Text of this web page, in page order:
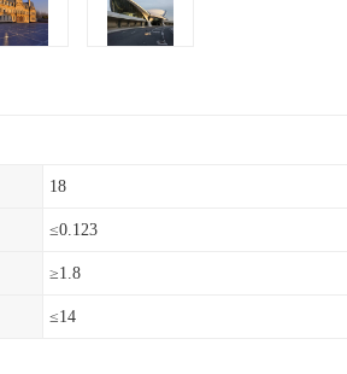
18
≤0.123
≥1.8
≤14